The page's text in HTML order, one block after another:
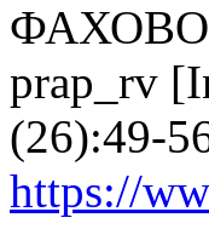
prap_rv
(26):49-
https://